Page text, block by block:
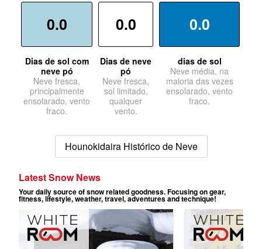
0.0
Dias de sol com
neve pó
Neve fresca,
principalmente
ensolarado, vento
fraco.
0.0
Dias de neve
pó
Neve fresca,
sol limitado,
qualquer
vento.
0.0
dias de sol
Neve média, na
maioria das vezes
ensolarado, vento
fraco.
Hounokidaira Histórico de Neve